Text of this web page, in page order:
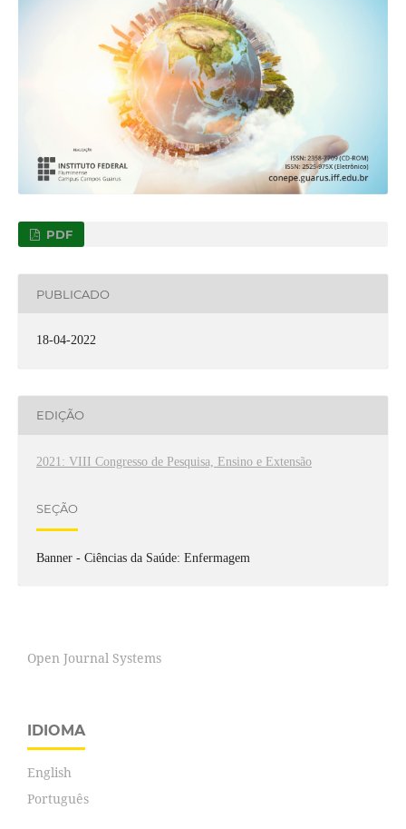
PDF
PUBLICADO
18-04-2022
EDIÇÃO
2021: VIII Congresso de Pesquisa, Ensino e Extensão
SEÇÃO
Banner - Ciências da Saúde: Enfermagem
Open Journal Systems
IDIOMA
English
Português